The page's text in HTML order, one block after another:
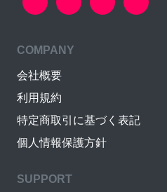
COMPANY
会社概要
利用規約
特定商取引に基づく表記
個人情報保護方針
SUPPORT